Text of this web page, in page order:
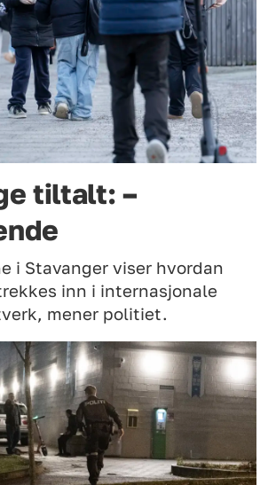
tiltalt: –
i Stavanger viser hvordan
inn i internasjonale
mener politiet.